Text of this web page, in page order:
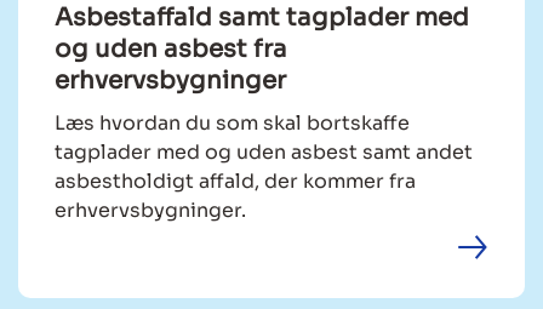
Asbestaffald samt tagplader med
og uden asbest fra
erhvervsbygninger
Læs hvordan du som skal bortskaffe
tagplader med og uden asbest samt andet
asbestholdigt affald, der kommer fra
erhvervsbygninger.